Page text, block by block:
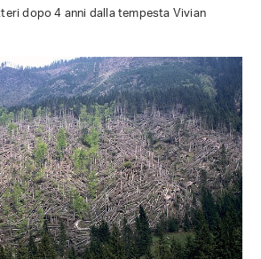
dopo 4 anni dalla tempesta Vivian